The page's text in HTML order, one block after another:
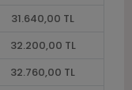
31.640,00 TL
32.200,00 TL
32.760,00 TL